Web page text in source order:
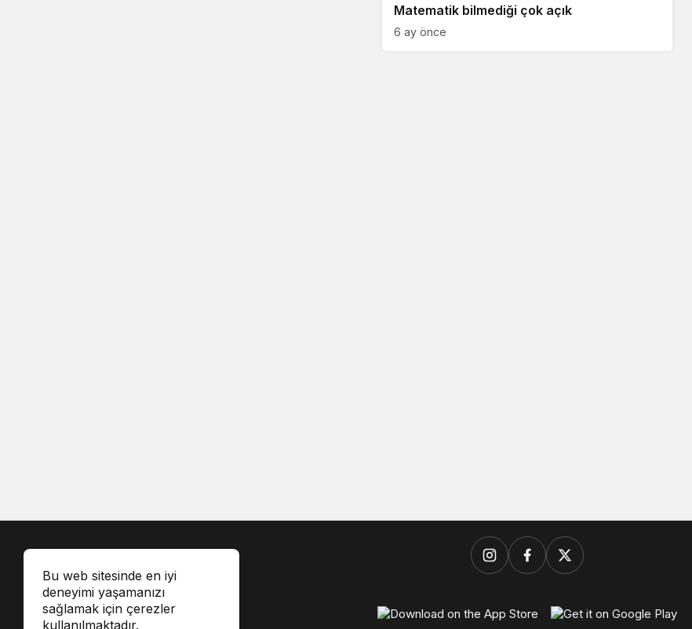
Matematik bilmediği çok açık
6 ay önce
Bu web sitesinde en iyi
deneyimi yaşamanızı
sağlamak için çerezler
kullanılmaktadır.